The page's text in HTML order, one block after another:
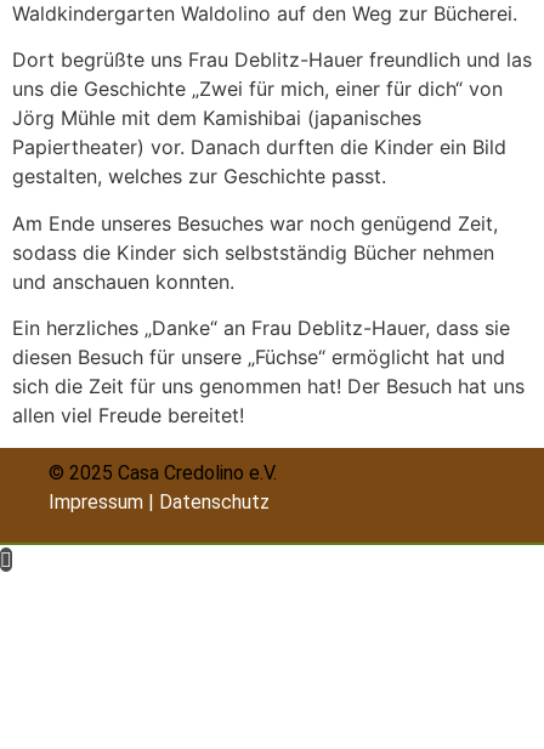
Waldkindergarten Waldolino auf den Weg zur Bücherei.
Dort begrüßte uns Frau Deblitz-Hauer freundlich und las
uns die Geschichte „Zwei für mich, einer für dich“ von
Jörg Mühle mit dem Kamishibai (japanisches
Papiertheater) vor. Danach durften die Kinder ein Bild
gestalten, welches zur Geschichte passt.
Am Ende unseres Besuches war noch genügend Zeit,
sodass die Kinder sich selbstständig Bücher nehmen
und anschauen konnten.
Ein herzliches „Danke“ an Frau Deblitz-Hauer, dass sie
diesen Besuch für unsere „Füchse“ ermöglicht hat und
sich die Zeit für uns genommen hat! Der Besuch hat uns
allen viel Freude bereitet!
© 2025 Casa Credolino e.V.
Impressum | Datenschutz